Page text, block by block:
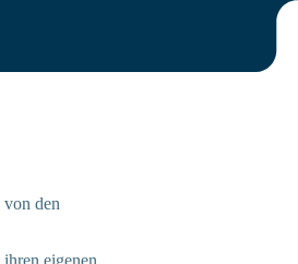
von den
eigenen